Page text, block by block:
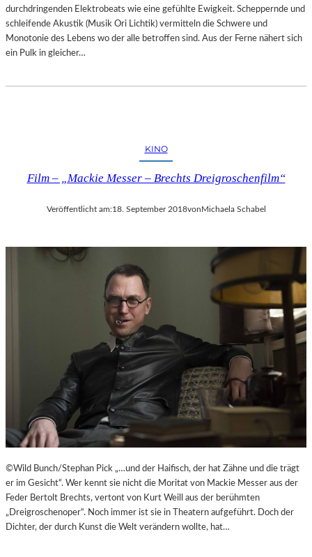
durchdringenden Elektrobeats wie eine gefühlte Ewigkeit. Scheppernde und
schleifende Akustik (Musik Ori Lichtik) vermitteln die Schwere und
Monotonie des Lebens wo der alle betroffen sind. Aus der Ferne nähert sich
ein Pulk in gleicher…
KINO
Film – „Mackie Messer – Brechts Dreigroschenfilm“
Veröffentlicht am:18. September 2018vonMichaela Schabel
©Wild Bunch/Stephan Pick „…und der Haifisch, der hat Zähne und die trägt
er im Gesicht“. Wer kennt sie nicht die Moritat von Mackie Messer aus der
Feder Bertolt Brechts, vertont von Kurt Weill aus der berühmten
„Dreigroschenoper“. Noch immer ist sie in Theatern aufgeführt. Doch der
Dichter, der durch Kunst die Welt verändern wollte, hat…